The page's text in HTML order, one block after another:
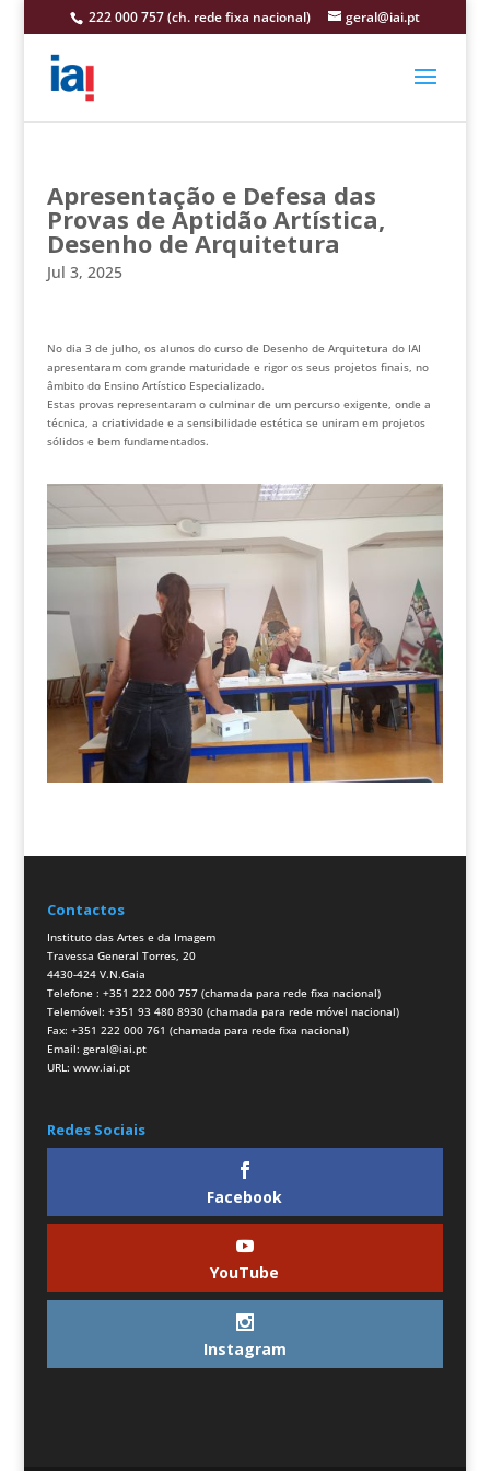
222 000 757 (ch. rede fixa nacional) geral@iai.pt
Apresentação e Defesa das
Provas de Aptidão Artística,
Desenho de Arquitetura
Jul 3, 2025
No dia 3 de julho, os alunos do curso de Desenho de Arquitetura do IAI
apresentaram com grande maturidade e rigor os seus projetos finais, no
âmbito do Ensino Artístico Especializado.
Estas provas representaram o culminar de um percurso exigente, onde a
técnica, a criatividade e a sensibilidade estética se uniram em projetos
sólidos e bem fundamentados.
Contactos
Instituto das Artes e da Imagem
Travessa General Torres, 20
4430-424 V.N.Gaia
Telefone : +351 222 000 757 (chamada para rede fixa nacional)
Telemóvel: +351 93 480 8930 (chamada para rede móvel nacional)
Fax: +351 222 000 761 (chamada para rede fixa nacional)
Email: geral@iai.pt
URL: www.iai.pt
Redes Sociais
Facebook
YouTube
Instagram